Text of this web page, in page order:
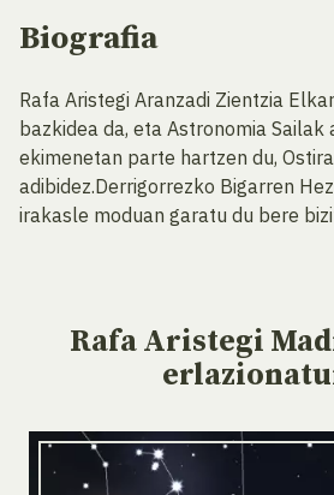
Biografia
Rafa Aristegi Aranzadi Zientzia
bazkidea da, eta Astronomia
ekimenetan parte hartzen du,
adibidez.Derrigorrezko Bigarren
irakasle moduan garatu du bere
Rafa Aristegi